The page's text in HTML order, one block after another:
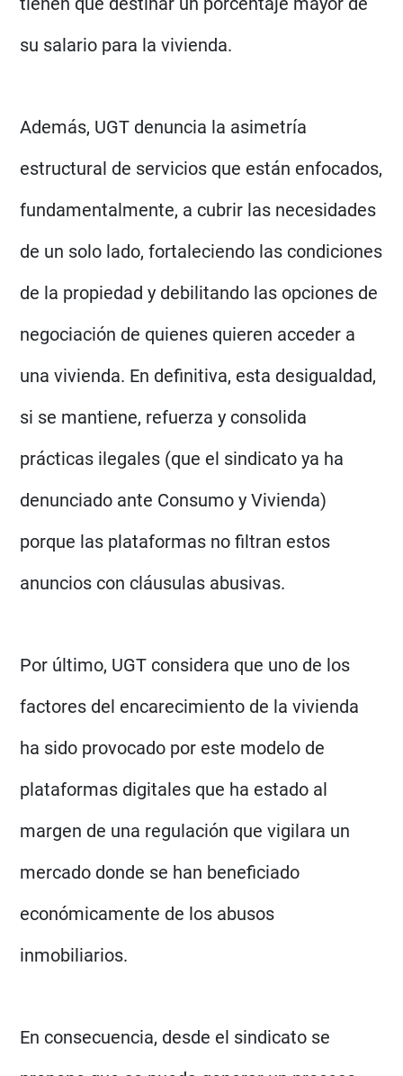
su salario para la vivienda.
Además, UGT denuncia la asimetría
estructural de servicios que están enfocados,
fundamentalmente, a cubrir las necesidades
de un solo lado, fortaleciendo las condiciones
de la propiedad y debilitando las opciones de
negociación de quienes quieren acceder a
una vivienda. En definitiva, esta desigualdad,
si se mantiene, refuerza y consolida
prácticas ilegales (que el sindicato ya ha
denunciado ante Consumo y Vivienda)
porque las plataformas no filtran estos
anuncios con cláusulas abusivas.
Por último, UGT considera que uno de los
factores del encarecimiento de la vivienda
ha sido provocado por este modelo de
plataformas digitales que ha estado al
margen de una regulación que vigilara un
mercado donde se han beneficiado
económicamente de los abusos
inmobiliarios.
En consecuencia, desde el sindicato se